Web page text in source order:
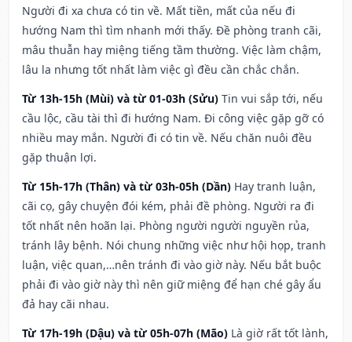
Người đi xa chưa có tin về. Mất tiền, mất của nếu đi
hướng Nam thì tìm nhanh mới thấy. Đề phòng tranh cãi,
mâu thuẫn hay miệng tiếng tầm thường. Việc làm chậm,
lâu la nhưng tốt nhất làm việc gì đều cần chắc chắn.
Từ 13h-15h (Mùi) và từ 01-03h (Sửu) Tin vui sắp tới, nếu
cầu lộc, cầu tài thì đi hướng Nam. Đi công việc gặp gỡ có
nhiều may mắn. Người đi có tin về. Nếu chăn nuôi đều
gặp thuận lợi.
Từ 15h-17h (Thân) và từ 03h-05h (Dần) Hay tranh luận,
cãi cọ, gây chuyện đói kém, phải đề phòng. Người ra đi
tốt nhất nên hoãn lại. Phòng người người nguyền rủa,
tránh lây bệnh. Nói chung những việc như hội họp, tranh
luận, việc quan,…nên tránh đi vào giờ này. Nếu bắt buộc
phải đi vào giờ này thì nên giữ miệng để hạn ché gây ẩu
đả hay cãi nhau.
Từ 17h-19h (Dậu) và từ 05h-07h (Mão) Là giờ rất tốt lành,